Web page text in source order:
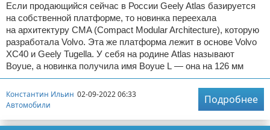
Если продающийся сейчас в России Geely Atlas базируется
на собственной платформе, то новинка переехала
на архитектуру CMA (Compact Modular Architecture), которую
разработала Volvo. Эта же платформа лежит в основе Volvo
XC40 и Geely Tugella. У себя на родине Atlas называют
Boyue, а новинка получила имя Boyue L — она на 126 мм
Константин Ильин 02-09-2022 06:33
Автомобили
Подробнее